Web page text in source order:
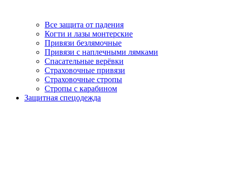
Все защита от падения
Когти и лазы монтерские
Привязи безлямочные
Привязи с наплечными лямками
Спасательные верёвки
Страховочные привязи
Страховочные стропы
Стропы с карабином
Защитная спецодежда